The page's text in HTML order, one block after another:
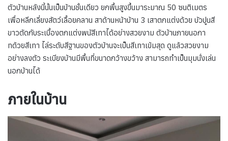
ตัวบ้านหลังนี้นั้นเป็นบ้านชั้นเดียว ยกพื้นสูงขึ้นมาระมาณ 50 ซนติเมตร
เพื่อหลีกเลี่ยงสัตว์เลื้อยคลาน สาด้านหน้าบ้าน 3 เสาตกแต่งด้วย บัวปูนสี
ขาวตัดกับระเบื้องตกแต่งพนัสีเทาได้อย่างสวยงาม ตัวบ้านภายนอกา
ทด้วยสีเทา ไล่ระดับสีฐานของตัวบ้านจะเป็นสีเทาเข้มสุด ดูแล้วสวยงาม
อย่างลงตัว ระเบียงบ้านมีพื้นที่ขนาดกว้างขว้าง สามารถทำเป็นมุมนั่งเล่น
นอกบ้านได้
ภายในบ้าน